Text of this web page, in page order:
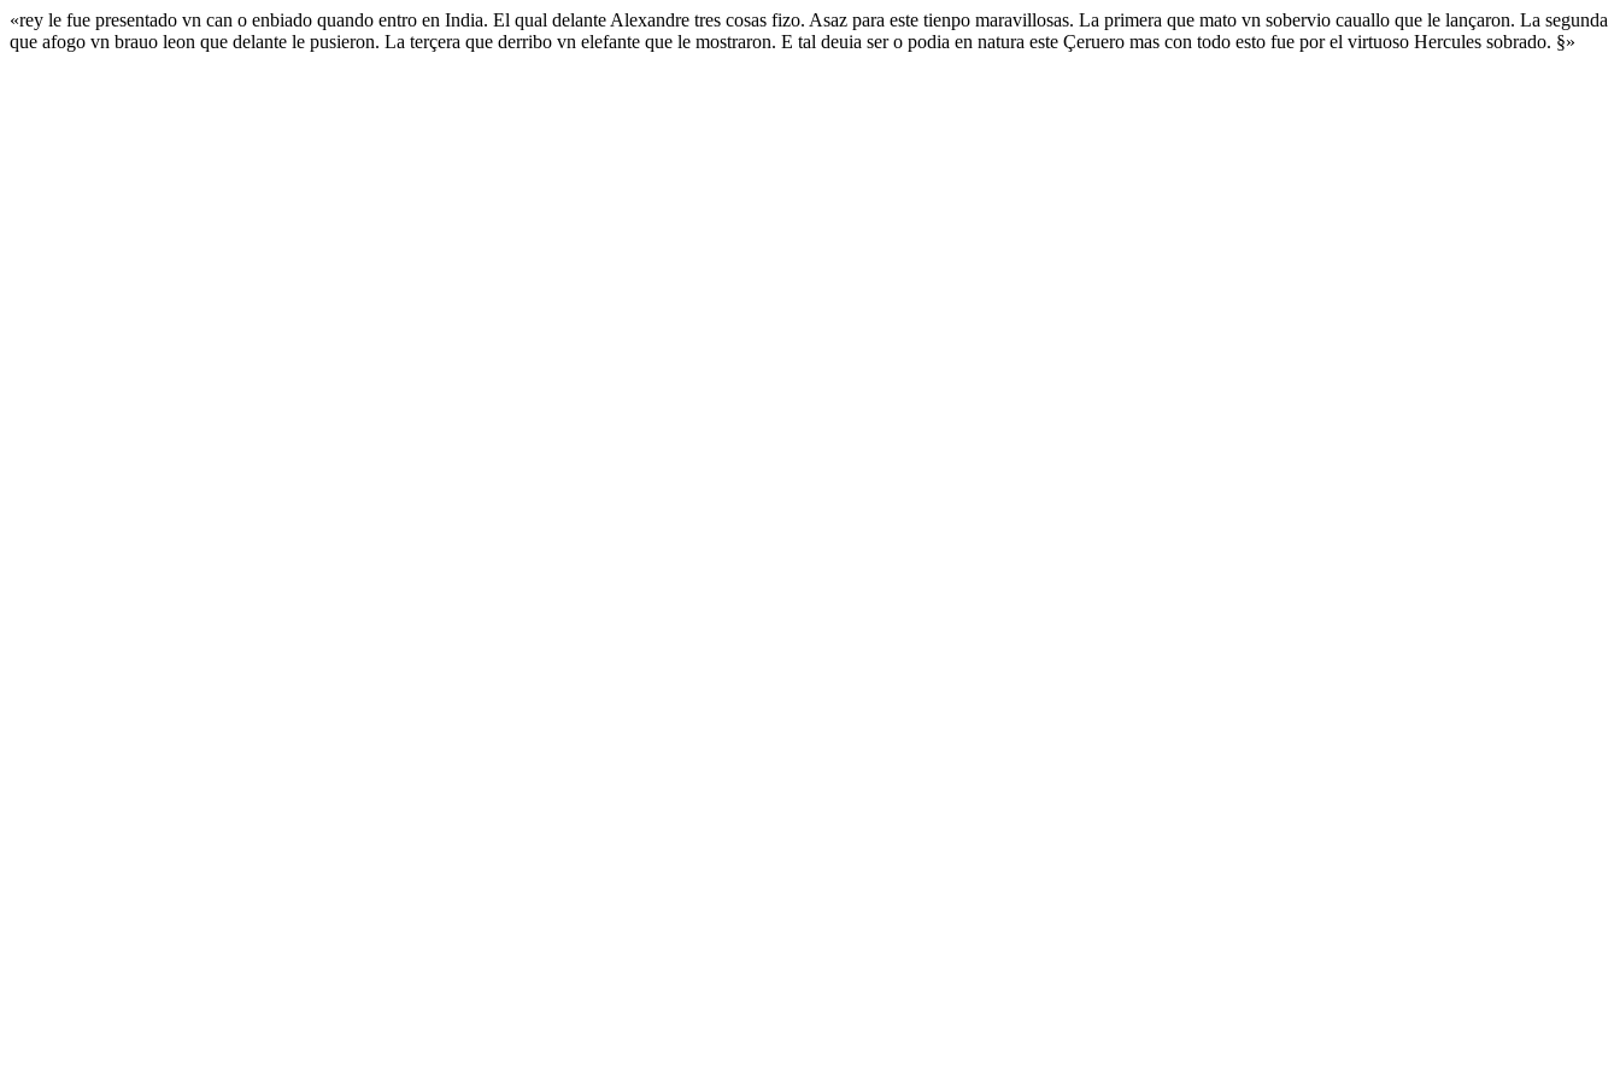
«rey le fue presentado vn can o enbiado quando entro en India. El qual delante Alexandre tres cosas fizo. Asaz para este tienpo maravillosas. La primera que mato vn sobervio cauallo que le lançaron. La segunda
que afogo vn brauo leon que delante le pusieron. La terçera que derribo vn elefante que le mostraron. E tal deuia ser o podia en natura este Çeruero mas con todo esto fue por el virtuoso Hercules sobrado. §»